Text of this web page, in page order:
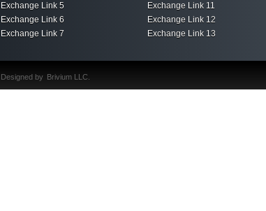
Exchange Link 5
Exchange Link 6
Exchange Link 7
Exchange Link 11
Exchange Link 12
Exchange Link 13
Designed by Brivium LLC.